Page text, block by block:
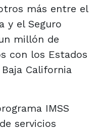
más entre el
y el Seguro
millón de
con los Estados
California
IMSS
servicios